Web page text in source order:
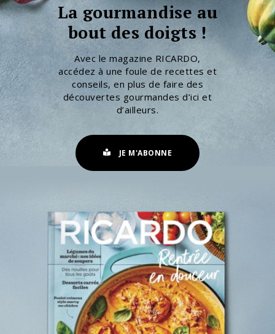
La gourmandise au
bout des doigts !
Avec le magazine RICARDO,
accédez à une foule de recettes et
conseils, en plus de faire des
découvertes gourmandes d’ici et
d’ailleurs.
JE M'ABONNE